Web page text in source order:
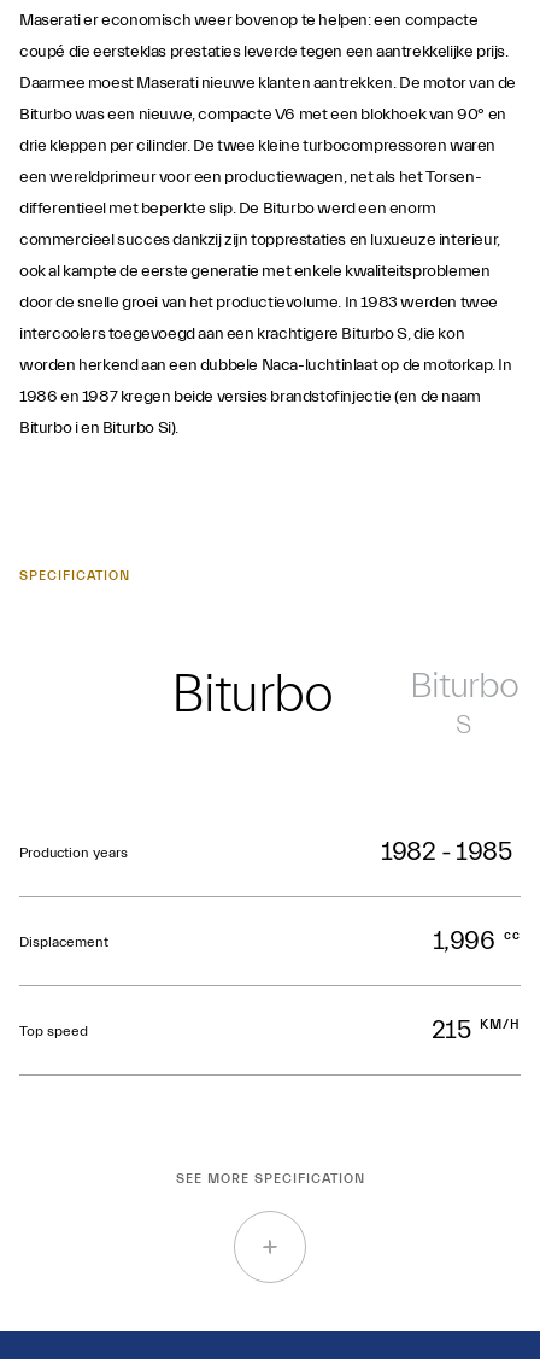
Maserati er economisch weer bovenop te helpen: een compacte
coupé die eersteklas prestaties leverde tegen een aantrekkelijke prijs.
Daarmee moest Maserati nieuwe klanten aantrekken. De motor van de
Biturbo was een nieuwe, compacte V6 met een blokhoek van 90° en
drie kleppen per cilinder. De twee kleine turbocompressoren waren
een wereldprimeur voor een productiewagen, net als het Torsen-
differentieel met beperkte slip. De Biturbo werd een enorm
commercieel succes dankzij zijn topprestaties en luxueuze interieur,
ook al kampte de eerste generatie met enkele kwaliteitsproblemen
door de snelle groei van het productievolume. In 1983 werden twee
intercoolers toegevoegd aan een krachtigere Biturbo S, die kon
worden herkend aan een dubbele Naca-luchtinlaat op de motorkap. In
1986 en 1987 kregen beide versies brandstofinjectie (en de naam
Biturbo i en Biturbo Si).
SPECIFICATION
Biturbo Biturbo
S
Production years 1982 - 1985
Displacement 1,996 cc
Top speed 215 KM/H
SEE MORE SPECIFICATION